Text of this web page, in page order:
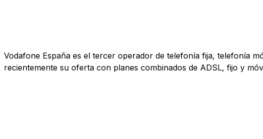
Vodafone España es el tercer operador de telefonía fija, telefonía
recientemente su oferta con planes combinados de ADSL, fijo y